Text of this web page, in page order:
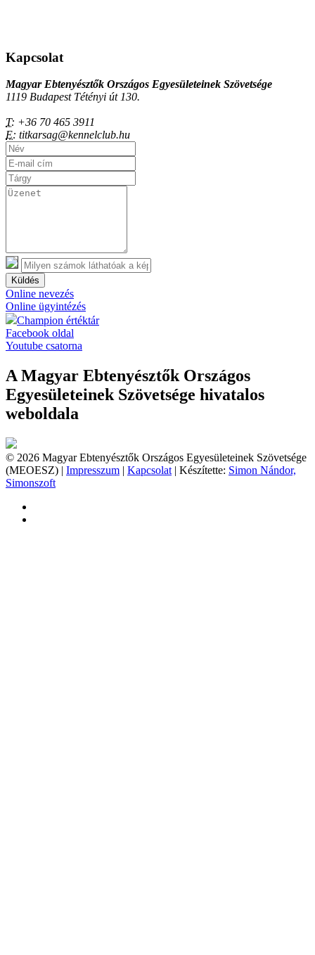
Kapcsolat
Magyar Ebtenyésztők Országos Egyesületeinek Szövetsége
1119 Budapest Tétényi út 130.
T: +36 70 465 3911
E: titkarsag@kennelclub.hu
Küldés
Online nevezés
Online ügyintézés
Champion értéktár
Facebook oldal
Youtube csatorna
A Magyar Ebtenyésztők Országos
Egyesületeinek Szövetsége hivatalos
weboldala
© 2026 Magyar Ebtenyésztők Országos Egyesületeinek Szövetsége
(MEOESZ) | Impresszum | Kapcsolat | Készítette: Simon Nándor,
Simonszoft